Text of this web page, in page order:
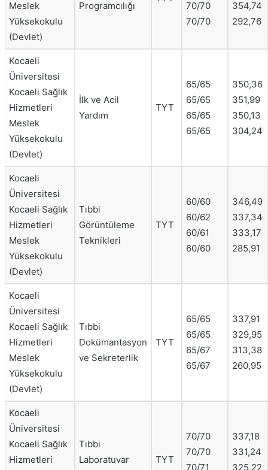
Meslek
Yüksekokulu
(Devlet)
Programcılığı
70/70
70/70
354,74
292,76
Kocaeli
Üniversitesi
Kocaeli Sağlık
Hizmetleri
Meslek
Yüksekokulu
(Devlet)
İlk ve Acil
Yardım
TYT
65/65
65/65
65/65
65/65
350,36
351,99
350,13
304,24
Kocaeli
Üniversitesi
Kocaeli Sağlık
Hizmetleri
Meslek
Yüksekokulu
(Devlet)
Tıbbi
Görüntüleme
Teknikleri
TYT
60/60
60/62
60/61
60/60
346,49
337,34
333,17
285,91
Kocaeli
Üniversitesi
Kocaeli Sağlık
Hizmetleri
Meslek
Yüksekokulu
(Devlet)
Tıbbi
Dokümantasyon
ve Sekreterlik
TYT
65/65
65/65
65/67
65/67
337,91
329,95
313,38
260,95
Kocaeli
Üniversitesi
Kocaeli Sağlık
Hizmetleri
Tıbbi
Laboratuvar
TYT
70/70
70/70
70/71
337,18
331,24
325,22